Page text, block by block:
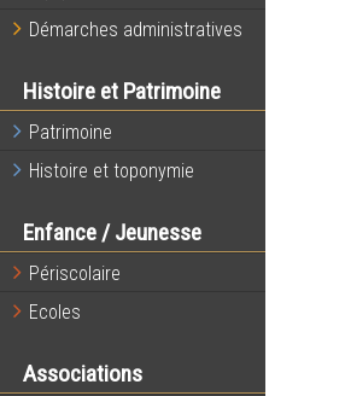
Démarches administratives
Histoire et Patrimoine
Patrimoine
Histoire et toponymie
Enfance / Jeunesse
Périscolaire
Ecoles
Associations